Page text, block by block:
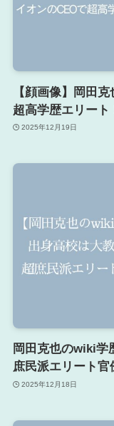
【顔画像】岡田
超高学歴エリート
2025年12月19日
岡田克也のwiki学
庶民派エリート官
2025年12月18日